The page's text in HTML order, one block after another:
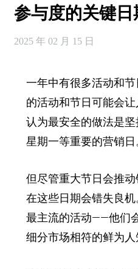
参与度的关键日
2025 年 02 月 15 日
一年中有很多活动和
的活动和节日可能会
认为最安全的做法是
星期一等重要的营销日
但尽管重大节日会推
在这些日期会错失良
最主流的活动——他们
细分市场相符的鲜为人